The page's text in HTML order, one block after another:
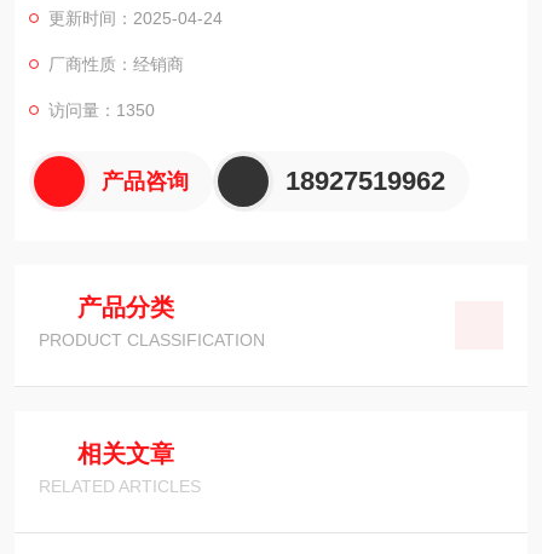
广泛应用于石油，化工，化学，生物和医药等行业。
更新时间：2025-04-24
厂商性质：经销商
访问量：1350
产品咨询 18927519962
产品分类
PRODUCT CLASSIFICATION
相关文章
RELATED ARTICLES